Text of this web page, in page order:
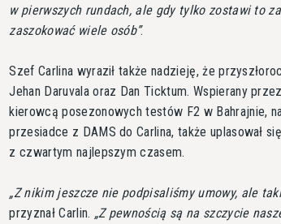
w pierwszych rundach, ale gdy tylko zostawi to
zaszokować wiele osób .
Szef Carlina wyraził także nadzieję, że
Jehan Daruvala oraz Dan Ticktum. Wspierany
kierowcą posezonowych testów F2 w Bahrajnie,
przesiadce z DAMS do Carlina, także uplasował
z czwartym najlepszym czasem.
Z nikim jeszcze nie podpisaliśmy umowy, ale
przyznał Carlin.
Z pewnością są na szczycie